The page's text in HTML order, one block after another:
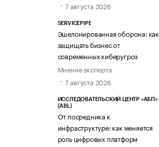
7 августа 2026
SERVICEPIPE
Эшелонированная оборона: как
защищать бизнес от
современных киберугроз
Мнение эксперта
7 августа 2026
ИССЛЕДОВАТЕЛЬСКИЙ ЦЕНТР «АБП»
(ABL)
От посредника к
инфраструктуре: как меняется
роль цифровых платформ